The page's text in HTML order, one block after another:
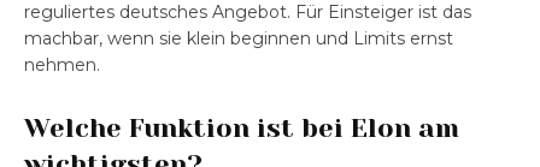
reguliertes deutsches Angebot. Für Einsteiger ist das
machbar, wenn sie klein beginnen und Limits ernst
nehmen.
Welche Funktion ist bei Elon am